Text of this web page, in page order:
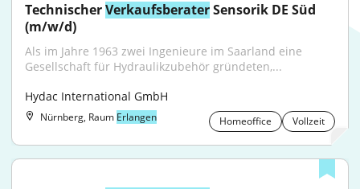
Technischer Verkaufsberater Sensorik DE Süd
(m/w/d)
Als im Jahre 1963 zwei Ingenieure im Saarland eine
Gesellschaft für Hydraulik­zubehör gründeten,...
Hydac International GmbH
Nürnberg, Raum Erlangen Homeoffice Vollzeit